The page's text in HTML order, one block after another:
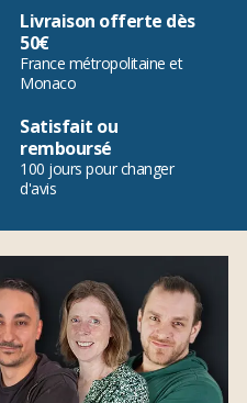
Livraison offerte dès
50€
France métropolitaine et
Monaco
Satisfait ou
remboursé
100 jours pour changer
d'avis